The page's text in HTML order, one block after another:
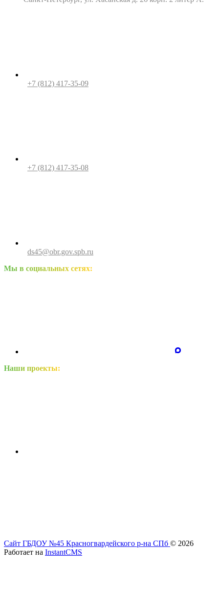
+7 (812) 417-35-09
+7 (812) 417-35-08
ds45@obr.gov.spb.ru
Мы в социальных сетях:
Наши проекты:
Сайт ГБДОУ №45 Красногвардейского р-на СПб © 2026
Работает на InstantCMS